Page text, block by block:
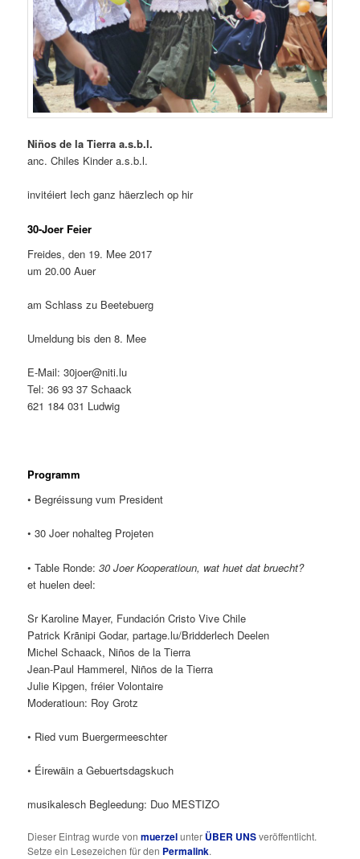
Niños de la Tierra a.s.b.l.
anc. Chiles Kinder a.s.b.l.
invitéiert Iech ganz häerzlech op hir
30-Joer Feier
Freides, den 19. Mee 2017
um 20.00 Auer
am Schlass zu Beetebuerg
Umeldung bis den 8. Mee
E-Mail: 30joer@niti.lu
Tel: 36 93 37 Schaack
621 184 031 Ludwig
Programm
• Begréissung vum President
• 30 Joer nohalteg Projeten
• Table Ronde:30 Joer Kooperatioun, wat huet dat bruecht?
et huelen deel:
Sr Karoline Mayer, Fundación Cristo Vive Chile
Patrick Krãnipi Godar, partage.lu/Bridderlech Deelen
Michel Schaack, Niños de la Tierra
Jean-Paul Hammerel, Niños de la Tierra
Julie Kipgen, fréier Volontaire
Moderatioun: Roy Grotz
• Ried vum Buergermeeschter
• Éirewäin a Gebuertsdagskuch
musikalesch Begleedung: Duo MESTIZO
Dieser Eintrag wurde vonmuerzelunter ÜBER UNSveröffentlicht.
Setze ein Lesezeichen für den Permalink.